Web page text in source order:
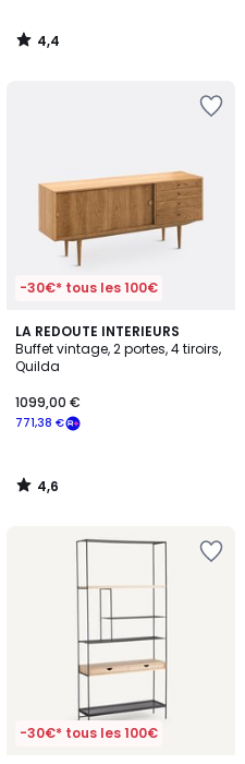
4,4
/
-30€* tous les 100€
LA REDOUTE INTERIEURS
Buffet vintage, 2 portes, 4 tiroirs,
Quilda
771,38 €
1099,00 €
4,6
/ 5
4,6
/
-30€* tous les 100€